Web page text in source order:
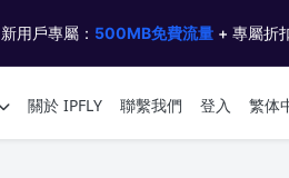
用戶專屬： 500MB免費流量 + 專屬折
關於 IPFLY 聯繫我們 登入 繁体